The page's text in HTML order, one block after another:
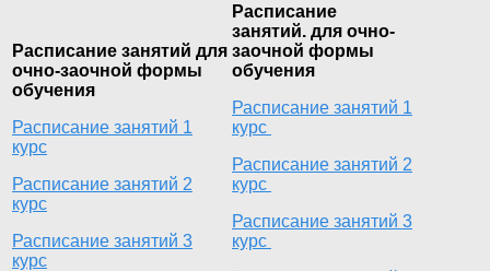
Расписание занятий для
очно-заочной формы
обучения
Расписание занятий 1
курс
Расписание занятий 2
курс
Расписание занятий 3
курс
Расписание
занятий. для очно-
заочной формы
обучения
Расписание занятий 1
курс
Расписание занятий 2
курс
Расписание занятий 3
курс